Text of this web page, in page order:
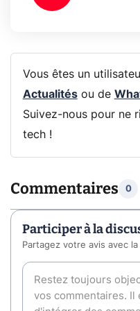
Vous êtes un
Actualitésou de
Suivez-nous pour ne
tech !
Commentaires 0
Participer à la
Partagez votre avis avec